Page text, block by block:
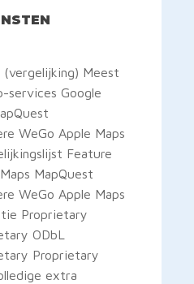
Meest
services Google
WeGo Apple Maps
Feature
MapQuest
WeGo Apple Maps
Proprietary
ODbL
Proprietary
extra